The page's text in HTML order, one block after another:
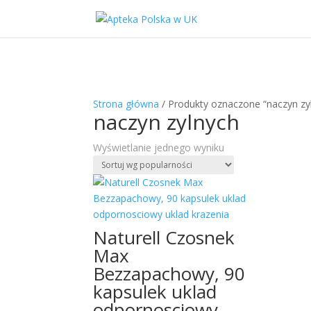
Strona główna / Produkty oznaczone “naczyn
naczyn zylnych
Wyświetlanie jednego wyniku
Naturell Czosnek
Max
Bezzapachowy, 90
kapsulek uklad